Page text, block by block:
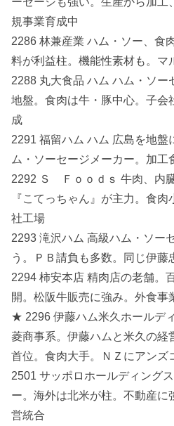
規事業育成中
2286 林兼産業 ハム・ソー、食
料が利益柱。機能性素材も。マ
2288 丸大食品 ハム ハム・ソー
地盤。食肉は牛・豚中心。子会
成
2291 福留ハム ハム 広島を地盤
ム・ソーセージメーカー。加工
2292 Ｓ Ｆｏｏｄｓ 牛肉、内
『こてっちゃん』が主力。食
社工場
2293 滝沢ハム 高級ハム・ソー
う。ＰＢ請負も多数。同じ伊
2294 柿安本店 精肉店の老舗。
開。松阪牛販売に強み。外食事
★ 2296 伊藤ハム米久ホールデ
菱商事系。伊藤ハムと米久の経
首位。食肉大手。ＮＺにアンズ
2501 サッポロホールディング
ー。海外は北米が柱。不動産に
営統合